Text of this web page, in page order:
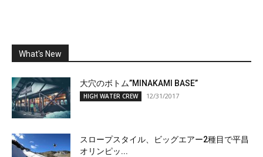
What's New
大穴のボトム”MINAKAMI BASE”
HIGH WATER CREW 12/31/2017
スロープスタイル、ビッグエアー2種目で平昌
オリンピッ...